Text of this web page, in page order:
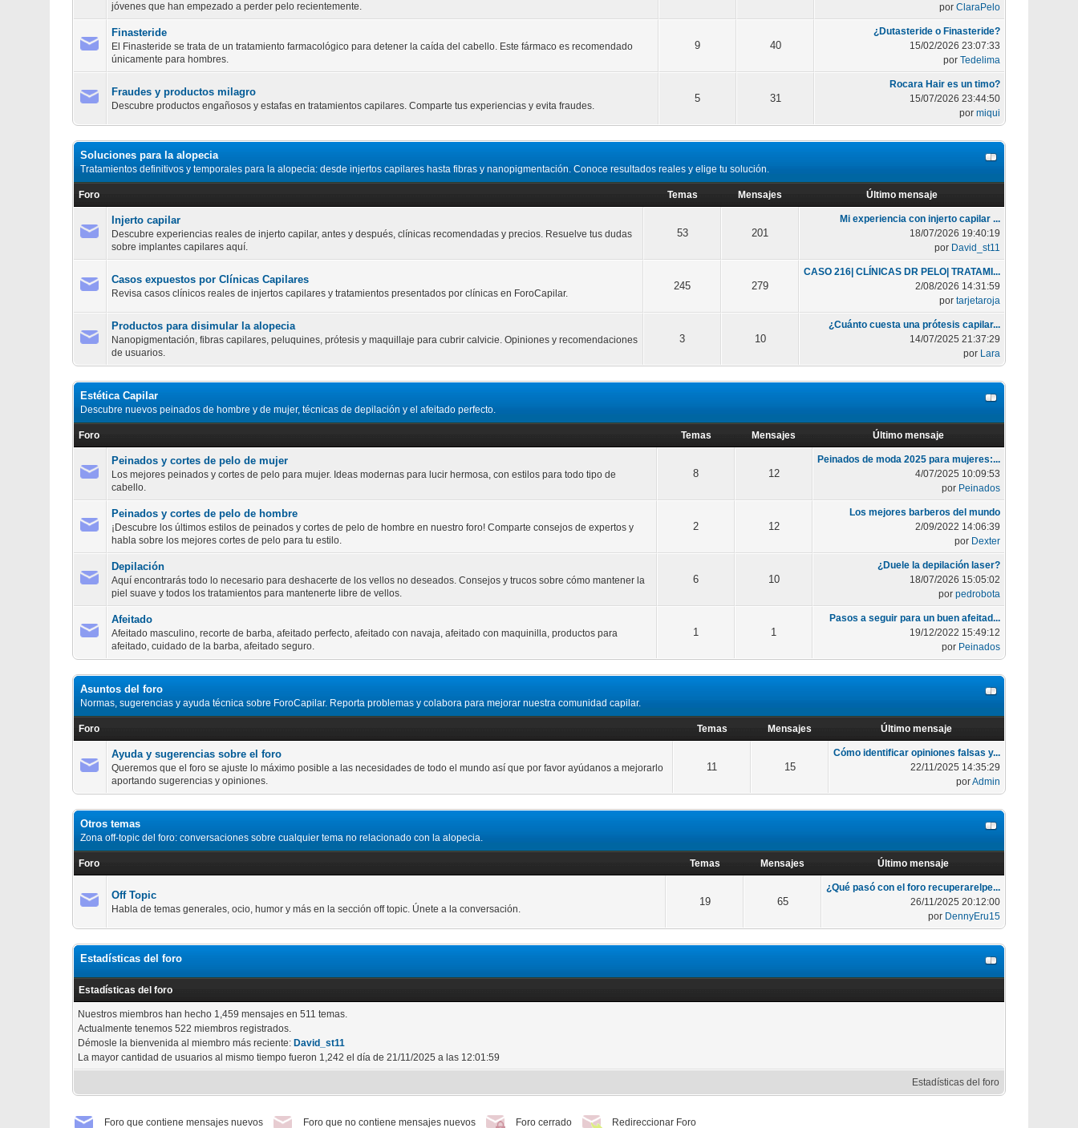
jóvenes que han empezado a perder pelo recientemente.
por ClaraPelo
Finasteride
El Finasteride se trata de un tratamiento farmacológico para detener la caída del cabello. Este fármaco es recomendado
únicamente para hombres.
9 40
¿Dutasteride o Finasteride?
15/02/2026 23:07:33
por Tedelima
Fraudes y productos milagro
Descubre productos engañosos y estafas en tratamientos capilares. Comparte tus experiencias y evita fraudes.
5 31
Rocara Hair es un timo?
15/07/2026 23:44:50
por miqui
Soluciones para la alopecia
Tratamientos definitivos y temporales para la alopecia: desde injertos capilares hasta fibras y nanopigmentación. Conoce resultados reales y elige tu solución.
Foro Temas Mensajes Último mensaje
Injerto capilar
Descubre experiencias reales de injerto capilar, antes y después, clínicas recomendadas y precios. Resuelve tus dudas
sobre implantes capilares aquí.
53 201
Mi experiencia con injerto capilar ...
18/07/2026 19:40:19
por David_st11
Casos expuestos por Clínicas Capilares
Revisa casos clínicos reales de injertos capilares y tratamientos presentados por clínicas en ForoCapilar.
245 279
CASO 216| CLÍNICAS DR PELO| TRATAMI...
2/08/2026 14:31:59
por tarjetaroja
Productos para disimular la alopecia
Nanopigmentación, fibras capilares, peluquines, prótesis y maquillaje para cubrir calvicie. Opiniones y recomendaciones
de usuarios.
3 10
¿Cuánto cuesta una prótesis capilar...
14/07/2025 21:37:29
por Lara
Estética Capilar
Descubre nuevos peinados de hombre y de mujer, técnicas de depilación y el afeitado perfecto.
Foro Temas Mensajes Último mensaje
Peinados y cortes de pelo de mujer
Los mejores peinados y cortes de pelo para mujer. Ideas modernas para lucir hermosa, con estilos para todo tipo de
cabello.
8 12
Peinados de moda 2025 para mujeres:...
4/07/2025 10:09:53
por Peinados
Peinados y cortes de pelo de hombre
¡Descubre los últimos estilos de peinados y cortes de pelo de hombre en nuestro foro! Comparte consejos de expertos y
habla sobre los mejores cortes de pelo para tu estilo.
2 12
Los mejores barberos del mundo
2/09/2022 14:06:39
por Dexter
Depilación
Aquí encontrarás todo lo necesario para deshacerte de los vellos no deseados. Consejos y trucos sobre cómo mantener la
piel suave y todos los tratamientos para mantenerte libre de vellos.
6 10
¿Duele la depilación laser?
18/07/2026 15:05:02
por pedrobota
Afeitado
Afeitado masculino, recorte de barba, afeitado perfecto, afeitado con navaja, afeitado con maquinilla, productos para
afeitado, cuidado de la barba, afeitado seguro.
1 1
Pasos a seguir para un buen afeitad...
19/12/2022 15:49:12
por Peinados
Asuntos del foro
Normas, sugerencias y ayuda técnica sobre ForoCapilar. Reporta problemas y colabora para mejorar nuestra comunidad capilar.
Foro Temas Mensajes Último mensaje
Ayuda y sugerencias sobre el foro
Queremos que el foro se ajuste lo máximo posible a las necesidades de todo el mundo así que por favor ayúdanos a mejorarlo
aportando sugerencias y opiniones.
11 15
Cómo identificar opiniones falsas y...
22/11/2025 14:35:29
porAdmin
Otros temas
Zona off-topic del foro: conversaciones sobre cualquier tema no relacionado con la alopecia.
Foro Temas Mensajes Último mensaje
Off Topic
Habla de temas generales, ocio, humor y más en la sección off topic. Únete a la conversación.
19 65
¿Qué pasó con el foro recuperarelpe...
26/11/2025 20:12:00
por DennyEru15
Estadísticas del foro
Estadísticas del foro
Nuestros miembros han hecho 1,459 mensajes en 511 temas.
Actualmente tenemos 522 miembros registrados.
Démosle la bienvenida al miembro más reciente: David_st11
La mayor cantidad de usuarios al mismo tiempo fueron 1,242 el día de 21/11/2025 a las 12:01:59
Estadísticas del foro
Foro que contiene mensajes nuevos Foro que no contiene mensajes nuevos Foro cerrado Redireccionar Foro